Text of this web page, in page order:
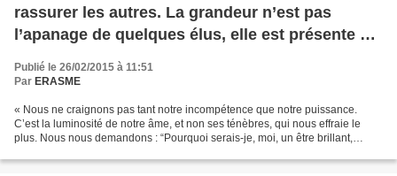
rassurer les autres. La grandeur n’est pas
l’apanage de quelques élus, elle est présente en
Publié le 26/02/2015 à 11:51
Par ERASME
« Nous ne craignons pas tant notre incompétence que notre puissance.
C’est la luminosité de notre âme, et non ses ténèbres, qui nous effraie le
plus. Nous nous demandons : “Pourquoi serais-je, moi, un être brillant,